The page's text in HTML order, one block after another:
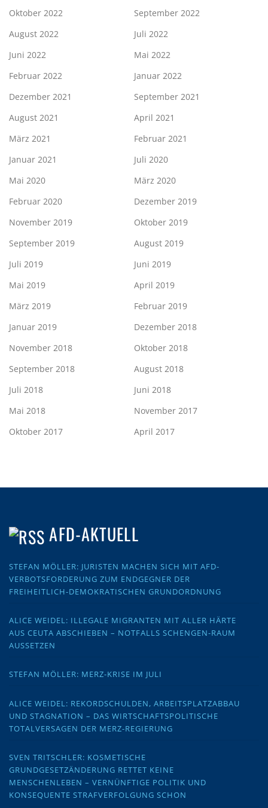
Oktober 2022
September 2022
August 2022
Juli 2022
Juni 2022
Mai 2022
Februar 2022
Januar 2022
Dezember 2021
September 2021
August 2021
April 2021
März 2021
Februar 2021
Januar 2021
Juli 2020
Mai 2020
März 2020
Februar 2020
Dezember 2019
November 2019
Oktober 2019
September 2019
August 2019
Juli 2019
Juni 2019
Mai 2019
April 2019
März 2019
Februar 2019
Januar 2019
Dezember 2018
November 2018
Oktober 2018
September 2018
August 2018
Juli 2018
Juni 2018
Mai 2018
November 2017
Oktober 2017
April 2017
AFD-AKTUELL
STEFAN MÖLLER: JURISTEN MACHEN SICH MIT AFD-
VERBOTSFORDERUNG ZUM ENDGEGNER DER
FREIHEITLICH-DEMOKRATISCHEN GRUNDORDNUNG
ALICE WEIDEL: ILLEGALE MIGRANTEN MIT ALLER HÄRTE
AUS CEUTA ABSCHIEBEN – NOTFALLS SCHENGEN-RAUM
AUSSETZEN
STEFAN MÖLLER: MERZ-KRISE IM JULI
ALICE WEIDEL: REKORDSCHULDEN, ARBEITSPLATZABBAU
UND STAGNATION – DAS WIRTSCHAFTSPOLITISCHE
TOTALVERSAGEN DER MERZ-REGIERUNG
SVEN TRITSCHLER: KOSMETISCHE
GRUNDGESETZÄNDERUNG RETTET KEINE
MENSCHENLEBEN – VERNÜNFTIGE POLITIK UND
KONSEQUENTE STRAFVERFOLGUNG SCHON